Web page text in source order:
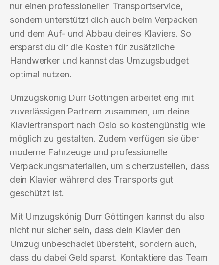
nur einen professionellen Transportservice,
sondern unterstützt dich auch beim Verpacken
und dem Auf- und Abbau deines Klaviers. So
ersparst du dir die Kosten für zusätzliche
Handwerker und kannst das Umzugsbudget
optimal nutzen.
Umzugskönig Durr Göttingen arbeitet eng mit
zuverlässigen Partnern zusammen, um deine
Klaviertransport nach Oslo so kostengünstig wie
möglich zu gestalten. Zudem verfügen sie über
moderne Fahrzeuge und professionelle
Verpackungsmaterialien, um sicherzustellen, dass
dein Klavier während des Transports gut
geschützt ist.
Mit Umzugskönig Durr Göttingen kannst du also
nicht nur sicher sein, dass dein Klavier den
Umzug unbeschadet übersteht, sondern auch,
dass du dabei Geld sparst. Kontaktiere das Team